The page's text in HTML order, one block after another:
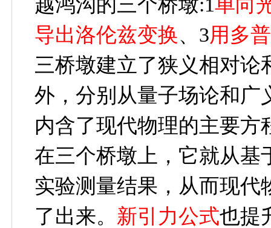
越鸿沟的三个桥墩:1单向
导出洛伦兹变换、 3用多
三桥墩建立了狭义相对论
外，分别从量子场论和广
内含了现代物理的主要方
在三个桥墩上，它就从基
实验测量结果，从而现代
了出来。 新引力公式也提